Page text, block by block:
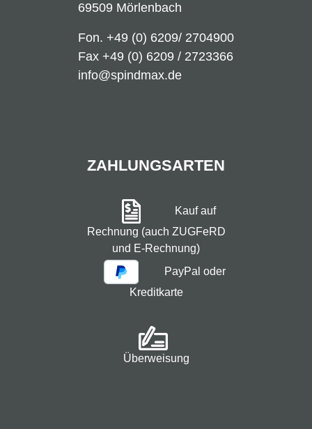
69509 Mörlenbach
Fon. +49 (0) 6209/ 2704900
Fax +49 (0) 6209 / 2723366
info@spindmax.de
ZAHLUNGSARTEN
Kauf auf
Rechnung (auch ZUGFeRD
und E-Rechnung)
PayPal oder
Kreditkarte
Überweisung